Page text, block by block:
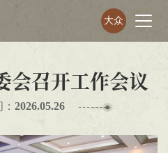
大众
会召开工作会议
2026.05.26